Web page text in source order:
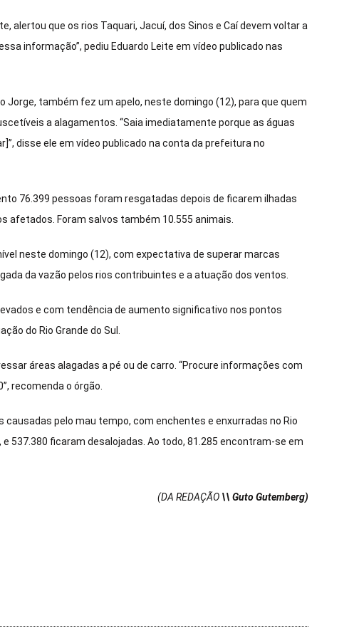
alertou que os rios Taquari, Jacuí, dos Sinos e Caí devem voltar a
informação”, pediu Eduardo Leite em vídeo publicado nas
Jorge, também fez um apelo, neste domingo (12), para que quem
a alagamentos. “Saia imediatamente porque as águas
disse ele em vídeo publicado na conta da prefeitura no
76.399 pessoas foram resgatadas depois de ficarem ilhadas
afetados. Foram salvos também 10.555 animais.
neste domingo (12), com expectativa de superar marcas
da vazão pelos rios contribuintes e a atuação dos ventos.
e com tendência de aumento significativo nos pontos
do Rio Grande do Sul.
áreas alagadas a pé ou de carro. “Procure informações com
recomenda o órgão.
pelo mau tempo, com enchentes e enxurradas no Rio
537.380 ficaram desalojadas. Ao todo, 81.285 encontram-se em
(DA REDAÇÃO \\ Guto Gutemberg)